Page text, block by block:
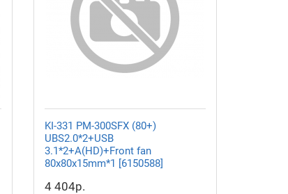
KI-331 РМ-300SFX (80+)
UBS2.0*2+USB
3.1*2+A(HD)+Front fan
80x80x15mm*1 [6150588]
4 404р.